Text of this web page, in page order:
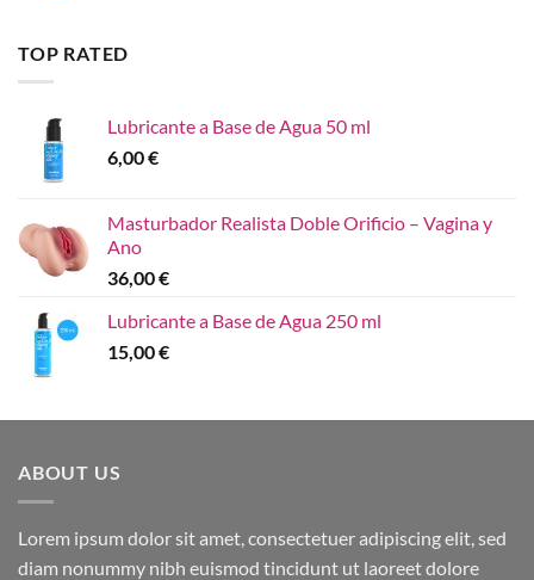
TOP RATED
Lubricante a Base de Agua 50 ml
6,00€
Masturbador Realista Doble Orificio – Vagina y
Ano
36,00€
Lubricante a Base de Agua 250 ml
15,00€
ABOUT US
Lorem ipsum dolor sit amet, consectetuer adipiscing elit, sed
diam nonummy nibh euismod tincidunt ut laoreet dolore